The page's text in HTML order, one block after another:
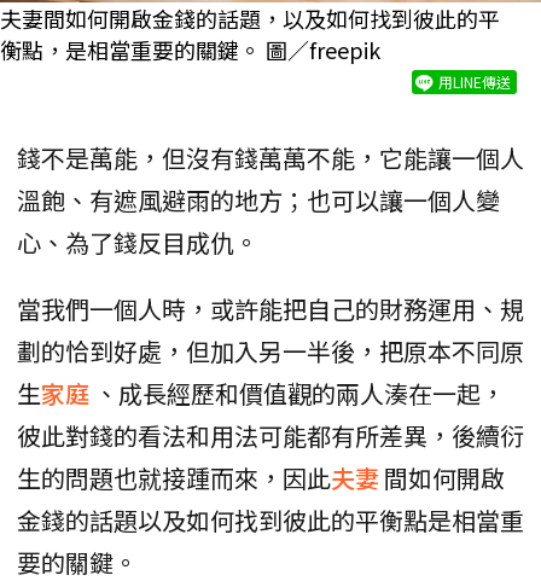
夫妻間如何開啟金錢的話題，以及如何找到彼此的平
衡點，是相當重要的關鍵。 圖／freepik
用LINE傳送
錢不是萬能，但沒有錢萬萬不能，它能讓一個人
溫飽、有遮風避雨的地方；也可以讓一個人變
心、為了錢反目成仇。
當我們一個人時，或許能把自己的財務運用、規
劃的恰到好處，但加入另一半後，把原本不同原
生家庭 、成長經歷和價值觀的兩人湊在一起，
彼此對錢的看法和用法可能都有所差異，後續衍
生的問題也就接踵而來，因此夫妻 間如何開啟
金錢的話題以及如何找到彼此的平衡點是相當重
要的關鍵。